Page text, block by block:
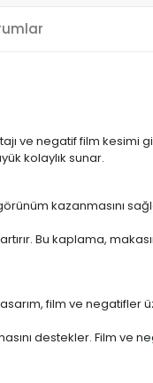
ve negatif film kesimi
kolaylık sunar.
kazanmasını
Bu kaplama,
film ve
destekler. Film ve